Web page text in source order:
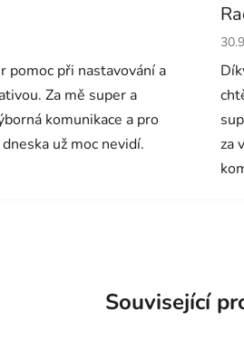
z 5 hvězdiček.
pomoc při nastavování a
Za mě super a
komunikace a pro
už moc nevidí.
za
Související